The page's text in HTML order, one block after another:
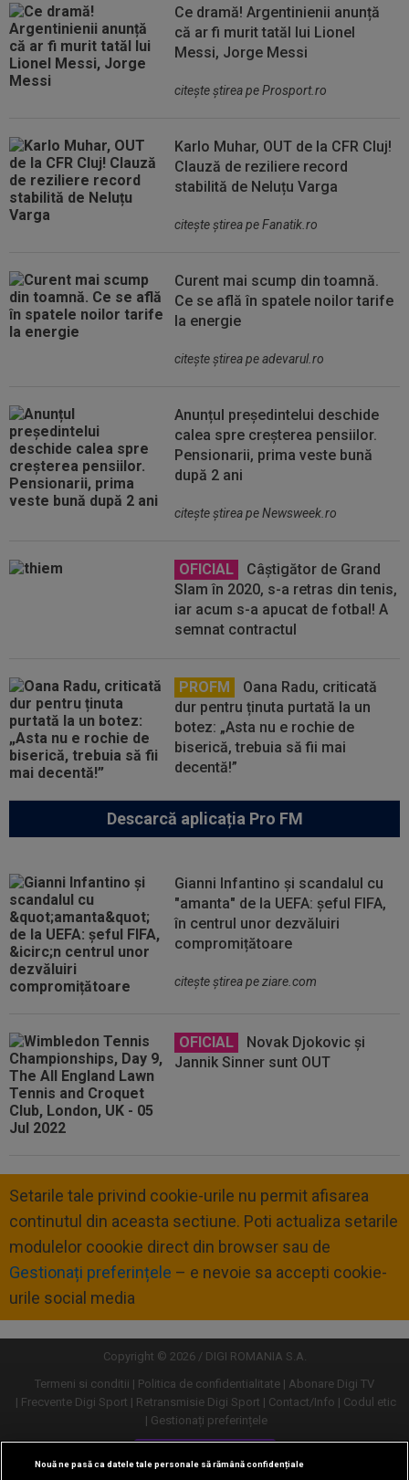
Ce dramă! Argentinienii anunță
că ar fi murit tatăl lui Lionel
Messi, Jorge Messi
citeşte ştirea pe Prosport.ro
Karlo Muhar, OUT de la CFR Cluj!
Clauză de reziliere record
stabilită de Neluțu Varga
citeşte ştirea pe Fanatik.ro
Curent mai scump din toamnă.
Ce se află în spatele noilor tarife
la energie
citeşte ştirea pe adevarul.ro
Anunțul președintelui deschide
calea spre creșterea pensiilor.
Pensionarii, prima veste bună
după 2 ani
citeşte ştirea pe Newsweek.ro
OFICIAL
Câștigător de Grand
Slam în 2020, s-a retras din tenis,
iar acum s-a apucat de fotbal! A
semnat contractul
PROFM
Oana Radu, criticată
dur pentru ținuta purtată la un
botez: „Asta nu e rochie de
biserică, trebuia să fii mai
decentă!”
Descarcă aplicația Pro FM
Gianni Infantino și scandalul cu
"amanta" de la UEFA: șeful FIFA,
în centrul unor dezvăluiri
compromițătoare
citeşte ştirea pe ziare.com
OFICIAL
Novak Djokovic și
Jannik Sinner sunt OUT
Setarile tale privind cookie-urile nu permit afisarea
continutul din aceasta sectiune. Poti actualiza setarile
modulelor coookie direct din browser sau de
Gestionați preferințele – e nevoie sa accepti cookie-
urile social media
Copyright © 2026 / DIGI ROMANIA S.A.
Termeni si conditii
Politica de confidentialitate
Abonare Digi TV
Frecvente Digi Sport
Retransmisie Digi Sport Contact/Info
Codul etic
Gestionați preferințele
Versiune desktop
Nouă ne pasă ca datele tale personale să rămână confidențiale